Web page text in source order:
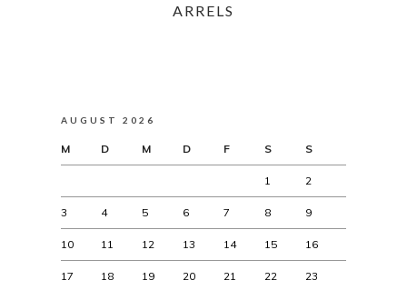
ARRELS
AUGUST 2026
M D M D F S S
1 2
3 4 5 6 7 8 9
10 11 12 13 14 15 16
17 18 19 20 21 22 23